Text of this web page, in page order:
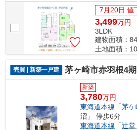
能！ ロフトのあるお部屋は開放感があり...
7月20日 値
3,499万円
3LDK
建物面積：
土地面積：
売買 | 新築一戸建 茅ヶ崎市赤羽根4期
新築
3,780万円
東海道本線 「茅ケ
沼」 停歩6分
東海道本線 「辻堂